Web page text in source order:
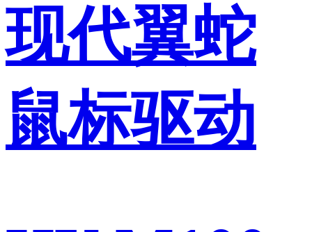
现代翼蛇
鼠标驱动